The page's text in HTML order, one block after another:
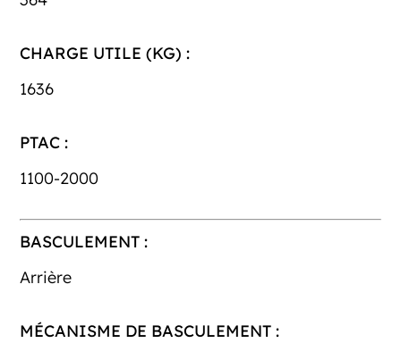
CHARGE UTILE (KG) :
1636
PTAC :
1100-2000
BASCULEMENT :
Arrière
MÉCANISME DE BASCULEMENT :